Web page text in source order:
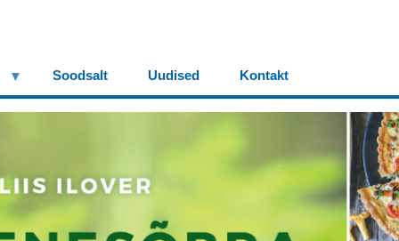
Soodsalt Uudised Kontakt